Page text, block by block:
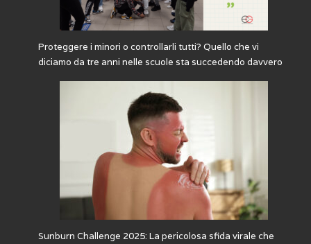
Proteggere i minori o controllarli tutti? Quello che vi
diciamo da tre anni nelle scuole sta succedendo davvero
Sunburn Challenge 2025: La pericolosa sfida virale che